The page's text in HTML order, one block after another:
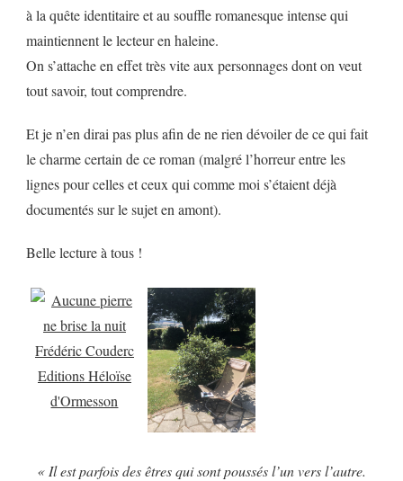
à la quête identitaire et au souffle romanesque intense qui
maintiennent le lecteur en haleine.
On s’attache en effet très vite aux personnages dont on veut
tout savoir, tout comprendre.
Et je n’en dirai pas plus afin de ne rien dévoiler de ce qui fait
le charme certain de ce roman (malgré l’horreur entre les
lignes pour celles et ceux qui comme moi s’étaient déjà
documentés sur le sujet en amont).
Belle lecture à tous !
« Il est parfois des êtres qui sont poussés l’un vers l’autre.